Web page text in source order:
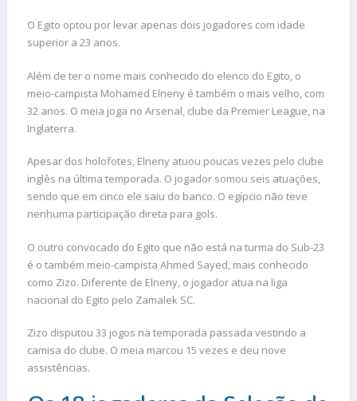
O Egito optou por levar apenas dois jogadores com idade
superior a 23 anos.
Além de ter o nome mais conhecido do elenco do Egito, o
meio-campista Mohamed Elneny é também o mais velho, com
32 anos. O meia joga no Arsenal, clube da Premier League, na
Inglaterra.
Apesar dos holofotes, Elneny atuou poucas vezes pelo clube
inglês na última temporada. O jogador somou seis atuações,
sendo que em cinco ele saiu do banco. O egípcio não teve
nenhuma participação direta para gols.
O outro convocado do Egito que não está na turma do Sub-23
é o também meio-campista Ahmed Sayed, mais conhecido
como Zizo. Diferente de Elneny, o jogador atua na liga
nacional do Egito pelo Zamalek SC.
Zizo disputou 33 jogos na temporada passada vestindo a
camisa do clube. O meia marcou 15 vezes e deu nove
assistências.